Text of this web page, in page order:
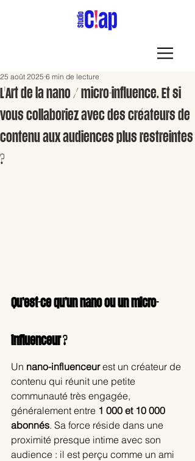
L'Art de la nano / micro-influence. Et si
vous collaboriez avec des créateurs de
contenu aux audiences plus restreintes
?
25 août 2025 6 min de lecture
Qu’est-ce qu’un nano ou un micro-
influenceur ?
Un nano-influenceur est un créateur de
contenu qui réunit une petite
communauté très engagée,
généralement entre 1 000 et 10 000
abonnés. Sa force réside dans une
proximité presque intime avec son
audience : il est perçu comme un ami